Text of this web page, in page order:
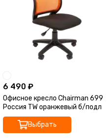
6 490 ₽
Офисное кресло Chairman 699
Россия TW оранжевый б/подл
Выбрать